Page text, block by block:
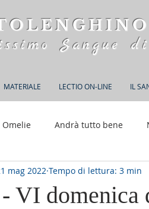
Sangue di
MATERIALE LECTIO ON-LINE IL
Omelie Andrà tutto bene
VI domenica
mag 2022 Tempo di lettura: 3 min